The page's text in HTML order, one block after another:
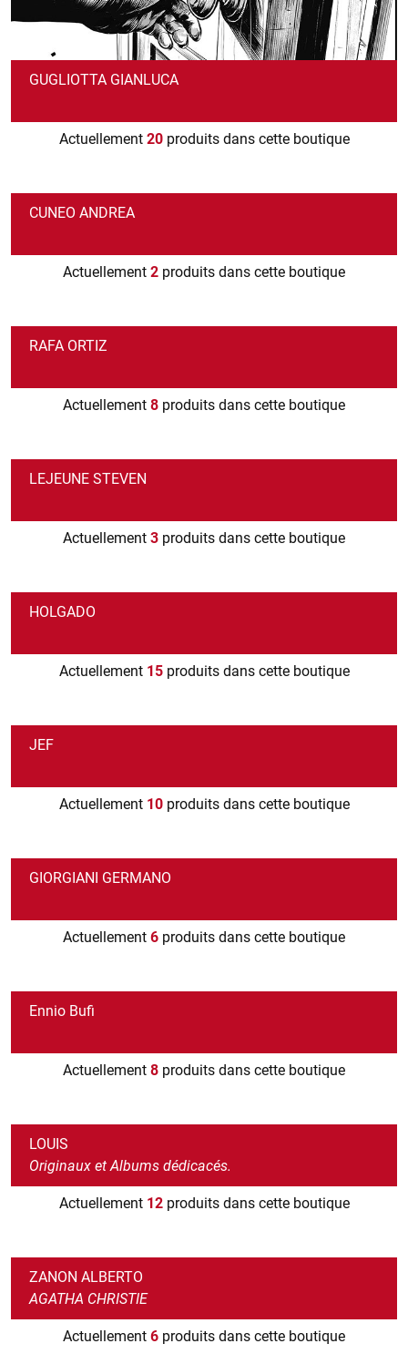
GUGLIOTTA GIANLUCA
Actuellement 20produits dans cette boutique
CUNEO ANDREA
Actuellement 2 produits dans cette boutique
RAFA ORTIZ
Actuellement 8 produits dans cette boutique
LEJEUNE STEVEN
Actuellement 3 produits dans cette boutique
HOLGADO
Actuellement 15produits dans cette boutique
JEF
Actuellement 10produits dans cette boutique
GIORGIANI GERMANO
Actuellement 6 produits dans cette boutique
Ennio Bufi
Actuellement 8 produits dans cette boutique
LOUIS
Originaux et Albums dédicacés.
Actuellement 12produits dans cette boutique
ZANON ALBERTO
AGATHA CHRISTIE
Actuellement 6 produits dans cette boutique